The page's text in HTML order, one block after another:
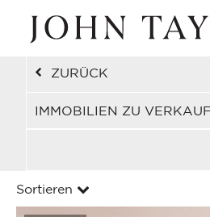
ZURÜCK
IMMOBILIEN ZU
Sortieren